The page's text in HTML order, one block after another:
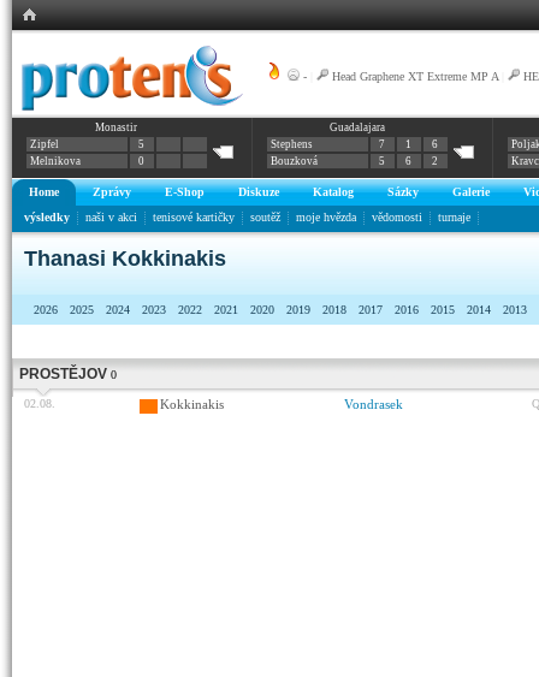
- Head Graphene XT Extreme MP A
Monastir
Zipfel
5
Melnikova
0
Guadalajara
Stephens
7 1
6
Bouzková
5 6 2
Home Zprávy E-Shop Diskuze Katalog Sázky Galerie
výsledky
naši v akci tenisové kartičky soutěž moje hvězda vědomosti turnaje
Thanasi Kokkinakis
2026 2025 2024 2023 2022 2021 2020 2019 2018 2017 2016 2015 2014 2013
PROSTĚJOV 0
02.08. Kokkinakis Vondrasek